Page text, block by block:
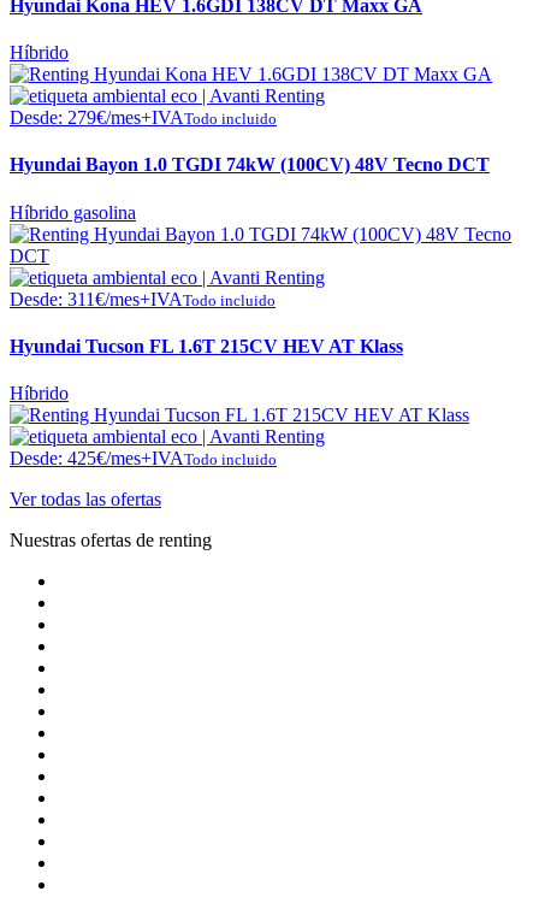
Hyundai Kona HEV 1.6GDI 138CV DT Maxx GA
Híbrido
Desde: 279€/mes+IVATodo incluido
Hyundai Bayon 1.0 TGDI 74kW (100CV) 48V Tecno DCT
Híbrido gasolina
Desde: 311€/mes+IVATodo incluido
Hyundai Tucson FL 1.6T 215CV HEV AT Klass
Híbrido
Desde: 425€/mes+IVATodo incluido
Ver todas las ofertas
Nuestras ofertas de renting